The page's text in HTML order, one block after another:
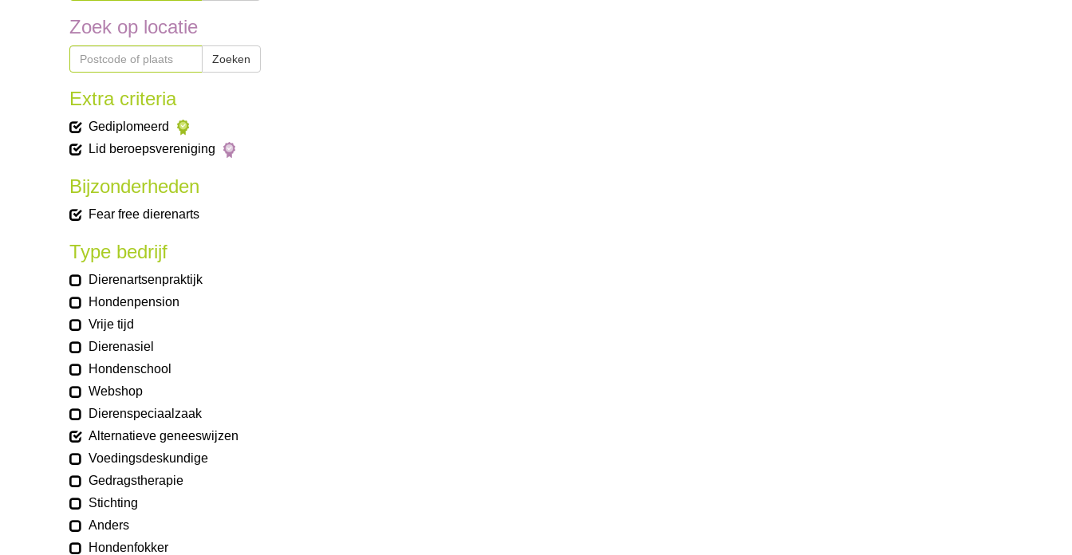
Zoek op locatie
Zoeken
Extra criteria
Gediplomeerd
Lid beroepsvereniging
Bijzonderheden
Fear free dierenarts
Type bedrijf
Dierenartsenpraktijk
Hondenpension
Vrije tijd
Dierenasiel
Hondenschool
Webshop
Dierenspeciaalzaak
Alternatieve geneeswijzen
Voedingsdeskundige
Gedragstherapie
Stichting
Anders
Hondenfokker